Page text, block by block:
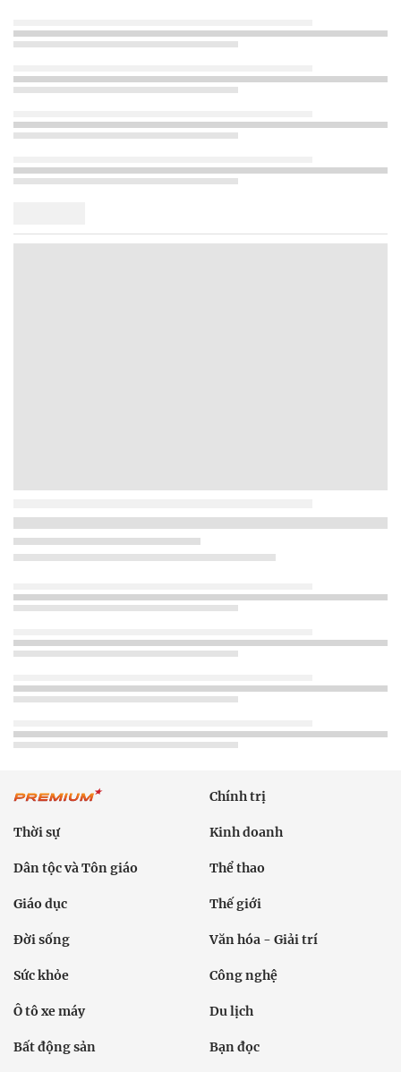
Chính trị
Thời sự Kinh doanh
Dân tộc và Tôn giáo Thể thao
Giáo dục Thế giới
Đời sống Văn hóa - Giải trí
Sức khỏe Công nghệ
Ô tô xe máy Du lịch
Bất động sản Bạn đọc